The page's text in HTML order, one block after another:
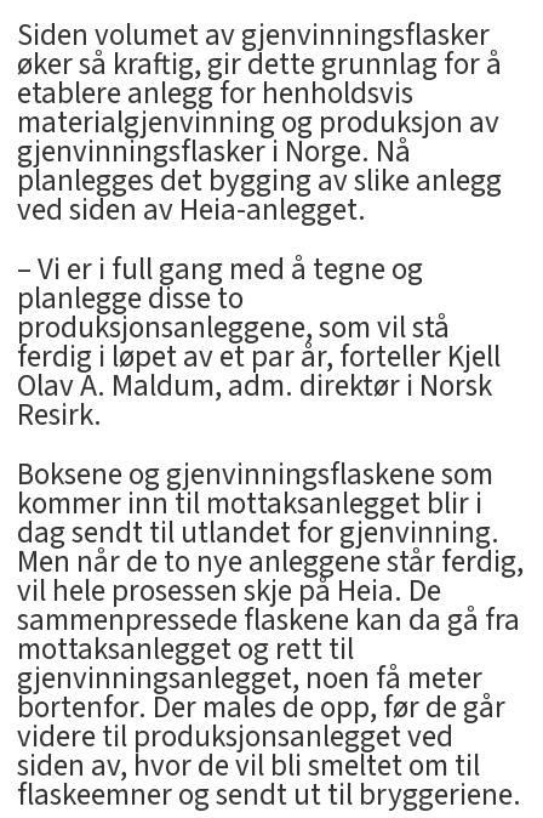
Siden volumet av gjenvinningsflasker
øker så kraftig, gir dette grunnlag for å
etablere anlegg for henholdsvis
materialgjenvinning og produksjon av
gjenvinningsflasker i Norge. Nå
planlegges det bygging av slike anlegg
ved siden av Heia-anlegget.
– Vi er i full gang med å tegne og
planlegge disse to
produksjonsanleggene, som vil stå
ferdig i løpet av et par år, forteller Kjell
Olav A. Maldum, adm. direktør i Norsk
Resirk.
Boksene og gjenvinningsflaskene som
kommer inn til mottaksanlegget blir i
dag sendt til utlandet for gjenvinning.
Men når de to nye anleggene står ferdig,
vil hele prosessen skje på Heia. De
sammenpressede flaskene kan da gå fra
mottaksanlegget og rett til
gjenvinningsanlegget, noen få meter
bortenfor. Der males de opp, før de går
videre til produksjonsanlegget ved
siden av, hvor de vil bli smeltet om til
flaskeemner og sendt ut til bryggeriene.